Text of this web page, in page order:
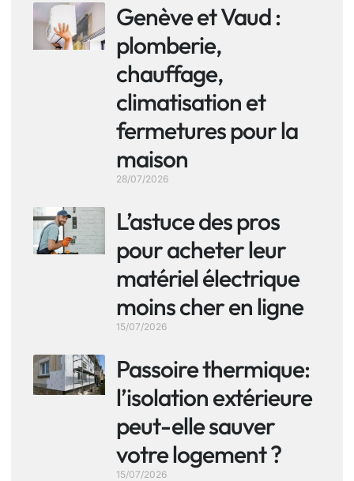
Genève et Vaud :
plomberie,
chauffage,
climatisation et
fermetures pour la
maison
28/07/2026
L’astuce des pros
pour acheter leur
matériel électrique
moins cher en ligne
15/07/2026
Passoire thermique:
l’isolation extérieure
peut-elle sauver
votre logement ?
15/07/2026